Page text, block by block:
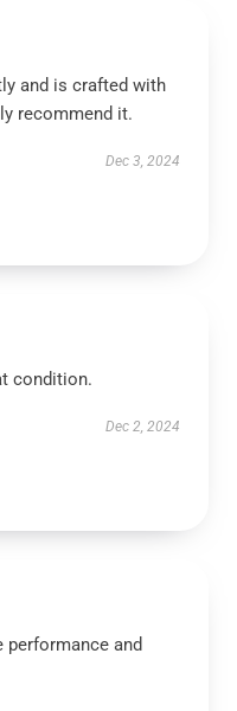
and is crafted with
recommend it.
Dec 3, 2024
condition.
Dec 2, 2024
performance and